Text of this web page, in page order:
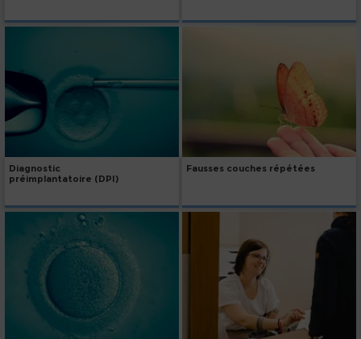
Diagnostic
préimplantatoire (DPI)
Fausses couches répétées